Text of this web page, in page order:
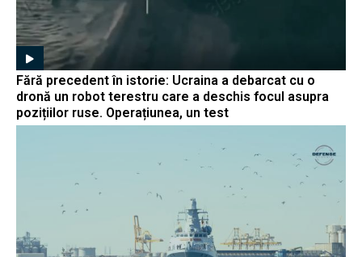
Fără precedent în istorie: Ucraina a debarcat cu o
dronă un robot terestru care a deschis focul asupra
pozițiilor ruse. Operațiunea, un test